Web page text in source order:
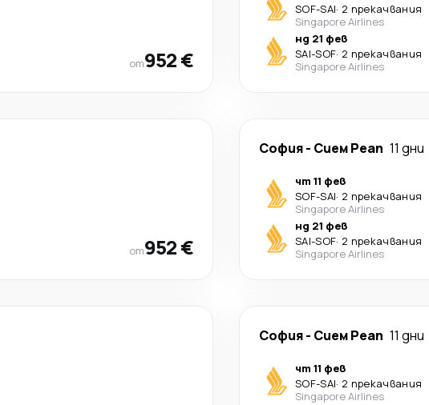
от952 €
SOF-SAI· 2 прекачвания
Singapore Airlines
нд 21 фев
SAI-SOF· 2 прекачвания
Singapore Airlines
от952 €
София- Сием Реап 11 дни
чт 11 фев
SOF-SAI· 2 прекачвания
Singapore Airlines
нд 21 фев
SAI-SOF· 2 прекачвания
Singapore Airlines
София- Сием Реап 11 дни
чт 11 фев
SOF-SAI· 2 прекачвания
Singapore Airlines